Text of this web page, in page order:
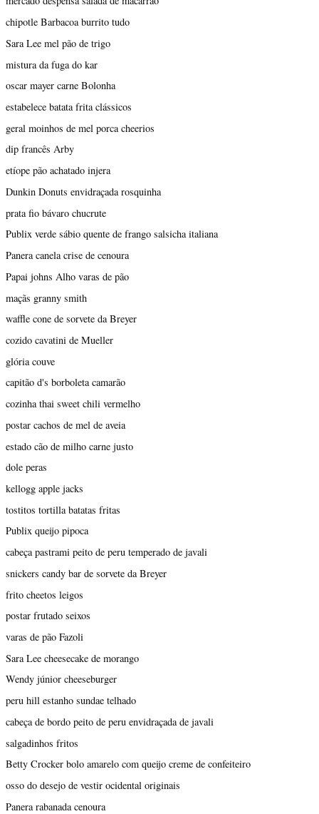
chipotle Barbacoa burrito tudo
Sara Lee mel pão de trigo
mistura da fuga do kar
oscar mayer carne Bolonha
estabelece batata frita clássicos
geral moinhos de mel porca cheerios
dip francês Arby
etíope pão achatado injera
Dunkin Donuts envidraçada rosquinha
prata fio bávaro chucrute
Publix verde sábio quente de frango salsicha italiana
Panera canela crise de cenoura
Papai johns Alho varas de pão
maçãs granny smith
waffle cone de sorvete da Breyer
cozido cavatini de Mueller
glória couve
capitão d's borboleta camarão
cozinha thai sweet chili vermelho
postar cachos de mel de aveia
estado cão de milho carne justo
dole peras
kellogg apple jacks
tostitos tortilla batatas fritas
Publix queijo pipoca
cabeça pastrami peito de peru temperado de javali
snickers candy bar de sorvete da Breyer
frito cheetos leigos
postar frutado seixos
varas de pão Fazoli
Sara Lee cheesecake de morango
Wendy júnior cheeseburger
peru hill estanho sundae telhado
cabeça de bordo peito de peru envidraçada de javali
salgadinhos fritos
Betty Crocker bolo amarelo com queijo creme de confeiteiro
osso do desejo de vestir ocidental originais
Panera rabanada cenoura